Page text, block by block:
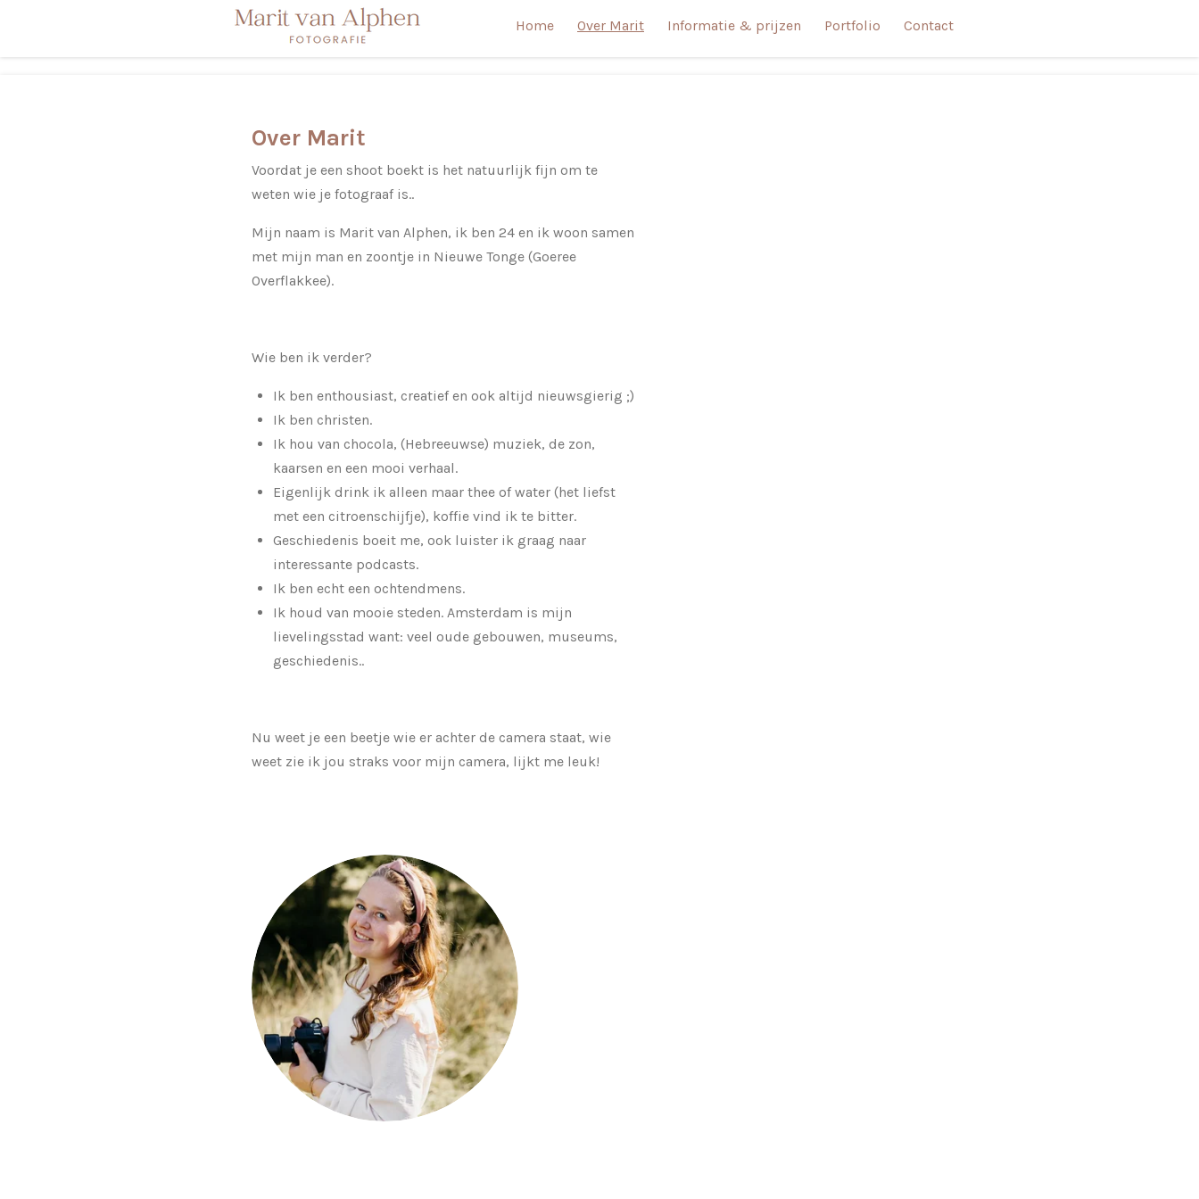
Home Over Marit Informatie & prijzen Portfolio Contact
Over Marit
Voordat je een shoot boekt is het natuurlijk fijn om te
weten wie je fotograaf is..
Mijn naam is Marit van Alphen, ik ben 24 en ik woon samen
met mijn man en zoontje in Nieuwe Tonge (Goeree
Overflakkee).
Wie ben ik verder?
Ik ben enthousiast, creatief en ook altijd nieuwsgierig ;)
Ik ben christen.
Ik hou van chocola, (Hebreeuwse) muziek, de zon,
kaarsen en een mooi verhaal.
Eigenlijk drink ik alleen maar thee of water (het liefst
met een citroenschijfje), koffie vind ik te bitter.
Geschiedenis boeit me, ook luister ik graag naar
interessante podcasts.
Ik ben echt een ochtendmens.
Ik houd van mooie steden. Amsterdam is mijn
lievelingsstad want: veel oude gebouwen, museums,
geschiedenis..
Nu weet je een beetje wie er achter de camera staat, wie
weet zie ik jou straks voor mijn camera, lijkt me leuk!